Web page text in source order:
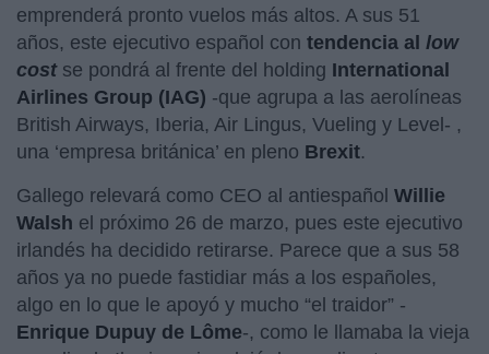
emprenderá pronto vuelos más altos. A sus 51
años, este ejecutivo español con tendencia al low
costse pondrá al frente del holding International
Airlines Group (IAG) -que agrupa a las aerolíneas
British Airways, Iberia, Air Lingus, Vueling y Level- ,
una ‘empresa británica’ en pleno Brexit.
Gallego relevará como CEO al antiespañol Willie
Walsh el próximo 26 de marzo, pues este ejecutivo
irlandés ha decidido retirarse. Parece que a sus 58
años ya no puede fastidiar más a los españoles,
algo en lo que le apoyó y mucho “el traidor” -
Enrique Dupuy de Lôme-, como le llamaba la vieja